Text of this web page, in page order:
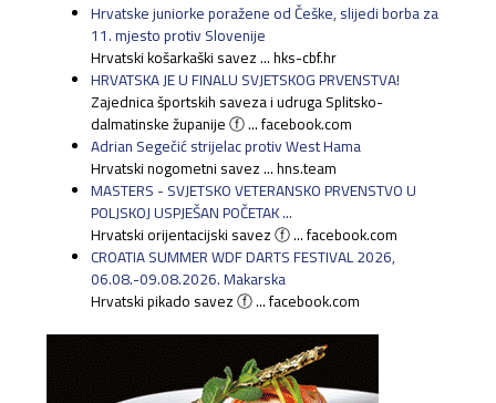
Hrvatske juniorke poražene od Češke, slijedi borba za
11. mjesto protiv Slovenije
Hrvatski košarkaški savez ... hks-cbf.hr
HRVATSKA JE U FINALU SVJETSKOG PRVENSTVA!
Zajednica športskih saveza i udruga Splitsko-
dalmatinske županije ⓕ ... facebook.com
Adrian Segečić strijelac protiv West Hama
Hrvatski nogometni savez ... hns.team
MASTERS - SVJETSKO VETERANSKO PRVENSTVO U
POLJSKOJ USPJEŠAN POČETAK ...
Hrvatski orijentacijski savez ⓕ ... facebook.com
CROATIA SUMMER WDF DARTS FESTIVAL 2026,
06.08.-09.08.2026. Makarska
Hrvatski pikado savez ⓕ ... facebook.com